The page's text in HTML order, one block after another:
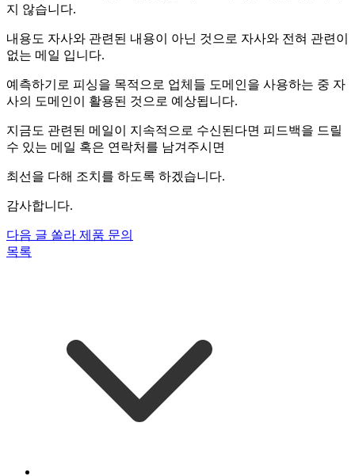
지 않습니다.
내용도 자사와 관련된 내용이 아닌 것으로 자사와 전혀 관련이
없는 메일 입니다.
예측하기로 피싱을 목적으로 업체들 도메인을 사용하는 중 자
사의 도메인이 활용된 것으로 예상됩니다.
지금도 관련된 메일이 지속적으로 수신된다면 피드백을 드릴
수 있는 메일 혹은 연락처를 남겨주시면
최선을 다해 조치를 하도록 하겠습니다.
감사합니다.
다음 글 쏠라 제품 문의
목록